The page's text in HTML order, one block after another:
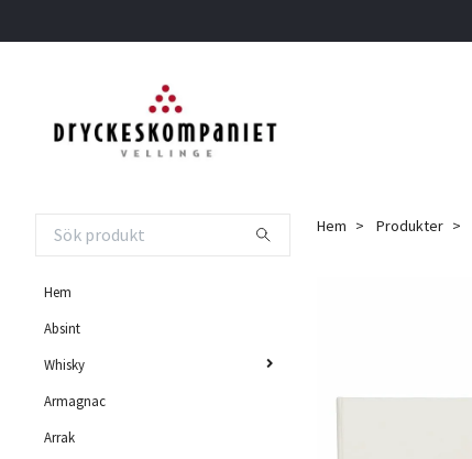
Hem
Absint
Whisky
Armagnac
Arrak
Hem Produkter